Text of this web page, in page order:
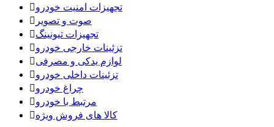
تجهیزات امنیت خودرو
 صوت و تصویر
تجهیزات تیونینگ
تزئینات خارجی خودرو
لوازم یدکی و مصرفی
تزئینات داخلی خودرو
چراغ خودرو
مرتبط با خودرو
کالا های فروش ویژه